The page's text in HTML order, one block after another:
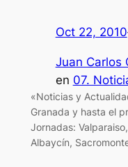
Oct 22, 2010
Juan Carlos
en 07.
«Noticias y
Granada y hasta el
Jornadas:
Albaycín,